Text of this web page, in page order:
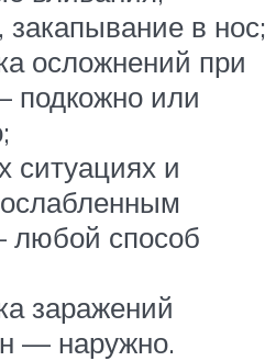
в нос;
осложнений при
подкожно или
ситуациях и
способ
заражений
— наружно.